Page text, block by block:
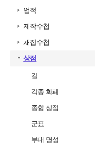
업적
제작수첩
채집수첩
상점
길
각종 화폐
종합 상점
군표
부대 명성